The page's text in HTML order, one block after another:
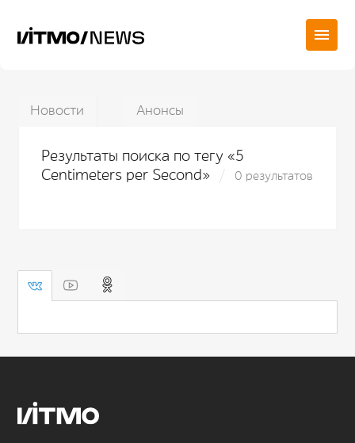
Новости Анонсы
Результаты поиска по тегу «5
Centimeters per Second»
0 результатов